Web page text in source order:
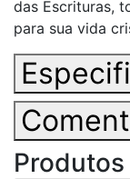
das Escrituras,
para sua vida